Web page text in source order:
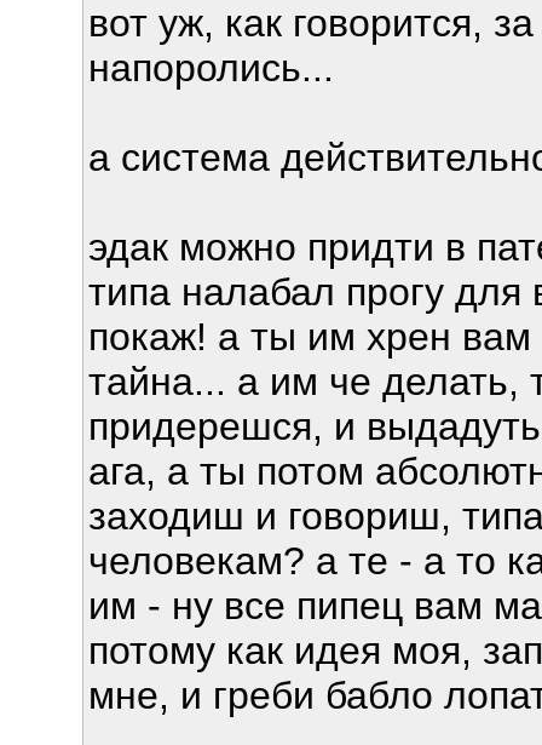
вот уж, как говорится,
напоролись...
а система
эдак можно придти в
типа налабал прогу для
покаж! а ты им хрен
тайна... а им че делать,
придерешся, и выдадуть
ага, а ты потом
заходиш и говориш,
человекам? а те - а то
им - ну все пипец вам
потому как идея моя,
мне, и греби бабло